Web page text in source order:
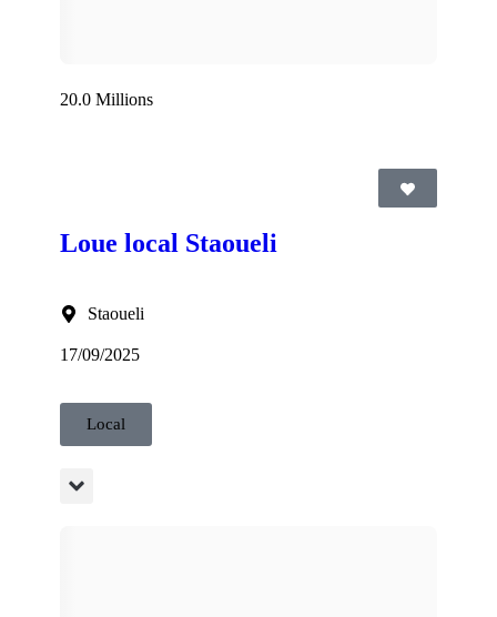
20.0 Millions
Loue local Staoueli
Staoueli
17/09/2025
Local